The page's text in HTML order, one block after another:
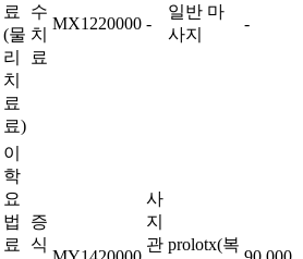
료
(물
리
치
료
료)
수
치
료
MX1220000 -
일반 마
사지
-
이
학
요
법
료
증
식
사
지
관 prolotx(복